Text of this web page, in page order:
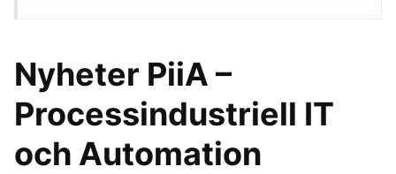
Nyheter PiiA –
Processindustriell IT
och Automation